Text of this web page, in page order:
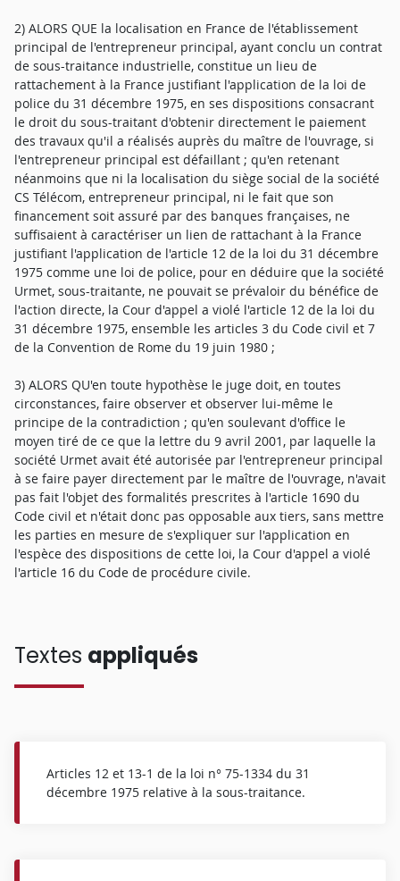
2) ALORS QUE la localisation en France de l'établissement
principal de l'entrepreneur principal, ayant conclu un contrat
de sous-traitance industrielle, constitue un lieu de
rattachement à la France justifiant l'application de la loi de
police du 31 décembre 1975, en ses dispositions consacrant
le droit du sous-traitant d'obtenir directement le paiement
des travaux qu'il a réalisés auprès du maître de l'ouvrage, si
l'entrepreneur principal est défaillant ; qu'en retenant
néanmoins que ni la localisation du siège social de la société
CS Télécom, entrepreneur principal, ni le fait que son
financement soit assuré par des banques françaises, ne
suffisaient à caractériser un lien de rattachant à la France
justifiant l'application de l'article 12 de la loi du 31 décembre
1975 comme une loi de police, pour en déduire que la société
Urmet, sous-traitante, ne pouvait se prévaloir du bénéfice de
l'action directe, la Cour d'appel a violé l'article 12 de la loi du
31 décembre 1975, ensemble les articles 3 du Code civil et 7
de la Convention de Rome du 19 juin 1980 ;
3) ALORS QU'en toute hypothèse le juge doit, en toutes
circonstances, faire observer et observer lui-même le
principe de la contradiction ; qu'en soulevant d'office le
moyen tiré de ce que la lettre du 9 avril 2001, par laquelle la
société Urmet avait été autorisée par l'entrepreneur principal
à se faire payer directement par le maître de l'ouvrage, n'avait
pas fait l'objet des formalités prescrites à l'article 1690 du
Code civil et n'était donc pas opposable aux tiers, sans mettre
les parties en mesure de s'expliquer sur l'application en
l'espèce des dispositions de cette loi, la Cour d'appel a violé
l'article 16 du Code de procédure civile.
Textes appliqués
Articles 12 et 13-1 de la loi n° 75-1334 du 31
décembre 1975 relative à la sous-traitance.